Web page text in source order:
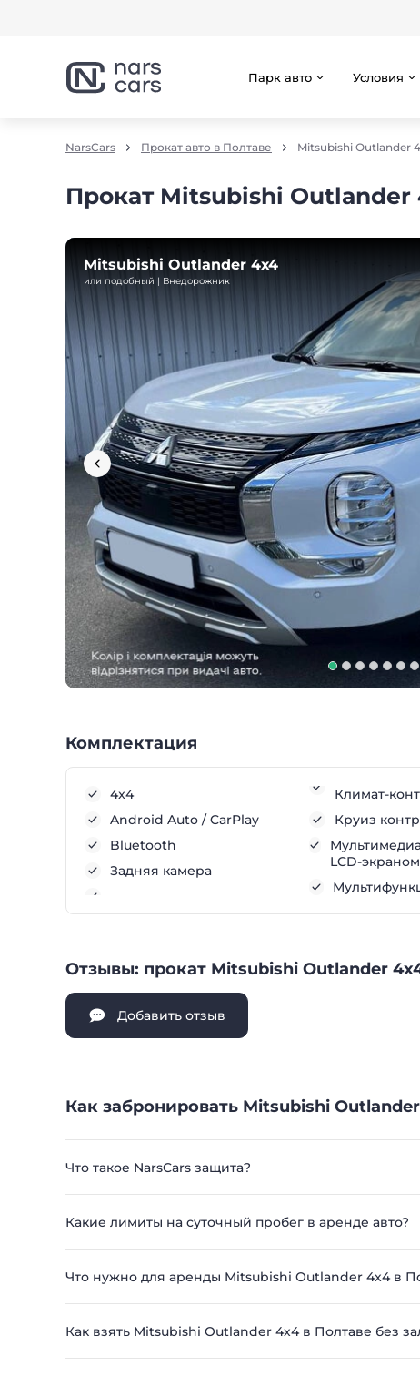
Парк авто Условия
NarsCars Прокат авто в Полтаве Mitsubishi Outlander
Прокат Mitsubishi Outlander
Mitsubishi Outlander 4х4
или подобный | Внедорожник
Комплектация
4x4
Android Auto / CarPlay
Bluetooth
Задняя камера
Климат-
Круиз
LCD-экраном
Отзывы: прокат Mitsubishi Outlander
Добавить отзыв
Как забронировать Mitsubishi
Что такое NarsCars защита?
Какие лимиты на суточный пробег в аренде авто?
Что нужно для аренды Mitsubishi Outlander 4х4 в
Как взять Mitsubishi Outlander 4х4 в Полтаве без